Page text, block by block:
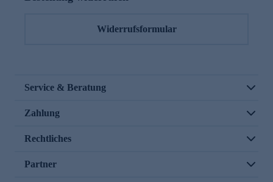
Widerrufsformular
Service & Beratung
Zahlung
Rechtliches
Partner